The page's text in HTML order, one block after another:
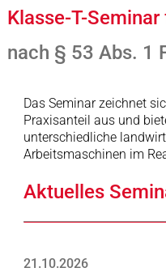
Klasse-T-
nach § 53 Abs. 1
Das Seminar zeichnet
Praxisanteil aus und
unterschiedliche
Arbeitsmaschinen im
Aktuelles
21.10.2026